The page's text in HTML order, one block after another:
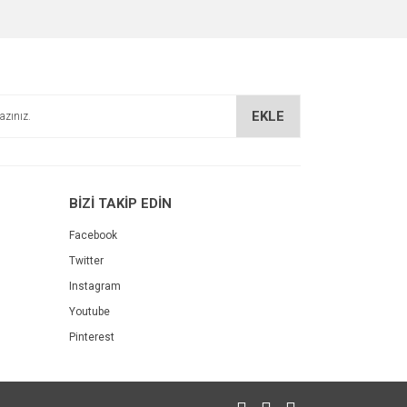
EKLE
BİZİ TAKİP EDİN
Facebook
Twitter
Instagram
Youtube
Pinterest